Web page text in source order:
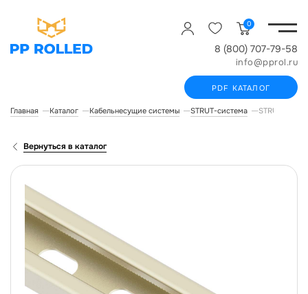
0
8 (800) 707-79-58
info@pprol.ru
PDF КАТАЛОГ
Главная Каталог Кабельнесущие системы STRUT-система STRUT-
Вернуться в каталог